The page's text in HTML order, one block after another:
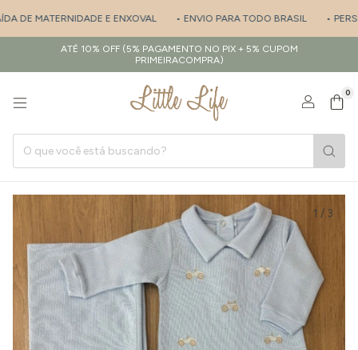
MATERNIDADE E ENXOVAL • ENVIO PARA TODO BRASIL •
ATÉ 10% OFF (5% PAGAMENTO NO PIX + 5% CUPOM
PRIMEIRACOMPRA)
0
1 / 3